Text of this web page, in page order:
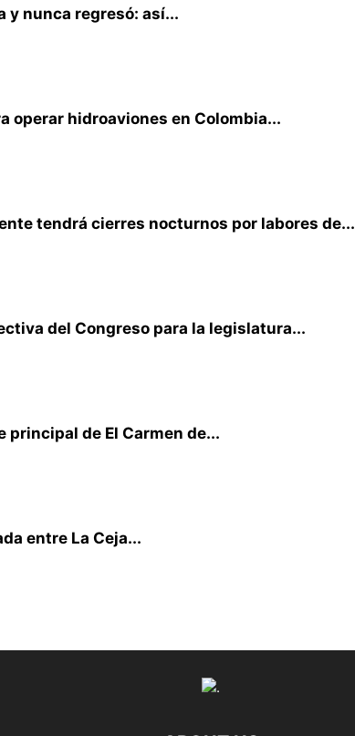
y nunca regresó: así...
operar hidroaviones en Colombia...
tendrá cierres nocturnos por labores de...
del Congreso para la legislatura...
principal de El Carmen de...
entre La Ceja...